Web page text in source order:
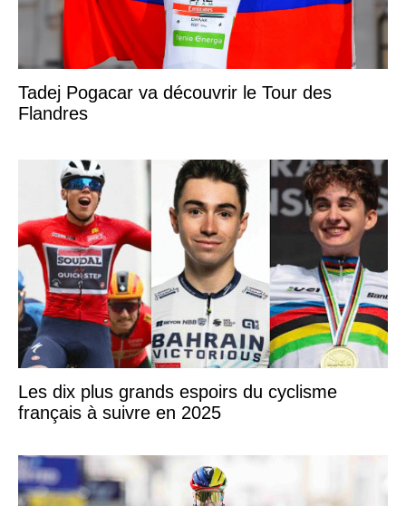
Tadej Pogacar va découvrir le Tour des
Flandres
Les dix plus grands espoirs du cyclisme
français à suivre en 2025